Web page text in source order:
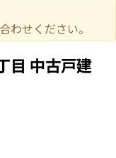
わせください。
目 中古戸建